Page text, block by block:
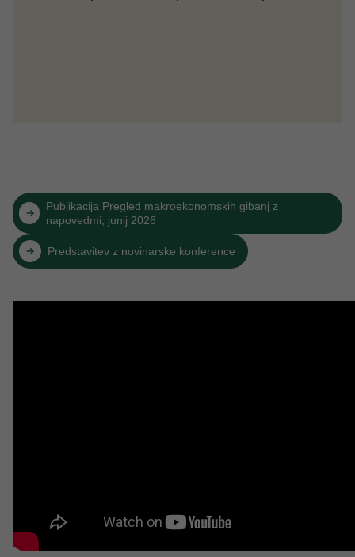
Publikacija Pregled makroekonomskih gibanj z
napovedmi, junij 2026
Predstavitev z novinarske konference